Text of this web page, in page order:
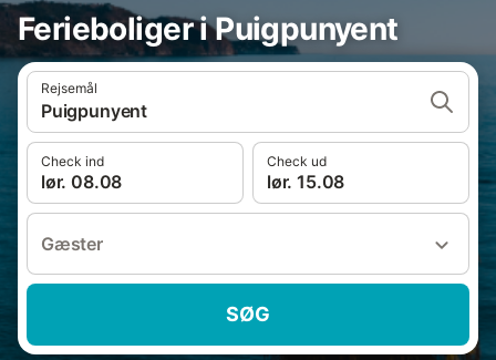
Ferieboliger i Puigpunyent
Rejsemål
Puigpunyent
Check ind
lør. 08.08
Check ud
lør. 15.08
Gæster
SØG